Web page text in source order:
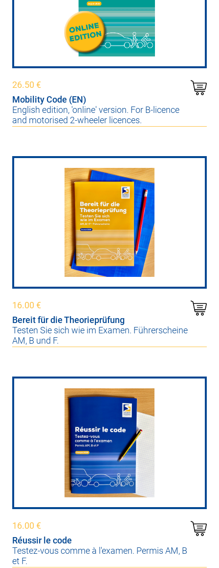
26.50 €
Mobility Code (EN)
English edition, 'online' version. For B-licence
and motorised 2-wheeler licences.
16.00 €
Bereit für die Theorieprüfung
Testen Sie sich wie im Examen. Führerscheine
AM, B und F.
16.00 €
Réussir le code
Testez-vous comme à l'examen. Permis AM, B
et F.